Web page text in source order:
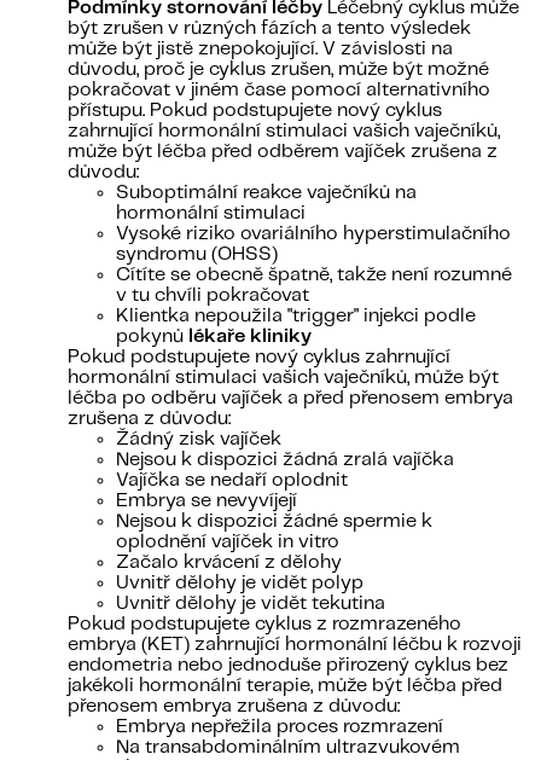
Podmínky stornování léčby Léčebný cyklus může
být zrušen v různých fázích a tento výsledek
může být jistě znepokojující. V závislosti na
důvodu, proč je cyklus zrušen, může být možné
pokračovat v jiném čase pomocí alternativního
přístupu. Pokud podstupujete nový cyklus
zahrnující hormonální stimulaci vašich vaječníků,
může být léčba před odběrem vajíček zrušena z
důvodu:
Suboptimální reakce vaječníků na
hormonální stimulaci
Vysoké riziko ovariálního hyperstimulačního
syndromu (OHSS)
Cítíte se obecně špatně, takže není rozumné
v tu chvíli pokračovat
Klientka nepoužila "trigger" injekci podle
pokynů lékaře kliniky
Pokud podstupujete nový cyklus zahrnující
hormonální stimulaci vašich vaječníků, může být
léčba po odběru vajíček a před přenosem embrya
zrušena z důvodu:
Žádný zisk vajíček
Nejsou k dispozici žádná zralá vajíčka
Vajíčka se nedaří oplodnit
Embrya se nevyvíjejí
Nejsou k dispozici žádné spermie k
oplodnění vajíček in vitro
Začalo krvácení z dělohy
Uvnitř dělohy je vidět polyp
Uvnitř dělohy je vidět tekutina
Pokud podstupujete cyklus z rozmrazeného
embrya (KET) zahrnující hormonální léčbu k rozvoji
endometria nebo jednoduše přirozený cyklus bez
jakékoli hormonální terapie, může být léčba před
přenosem embrya zrušena z důvodu:
Embrya nepřežila proces rozmrazení
Na transabdominálním ultrazvukovém